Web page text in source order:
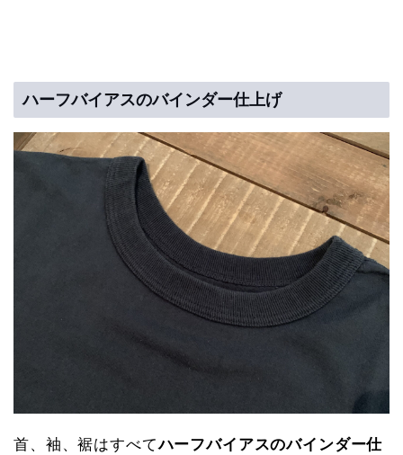
ハーフバイアスのバインダー仕上げ
首、袖、裾はすべてハーフバイアスのバインダー仕